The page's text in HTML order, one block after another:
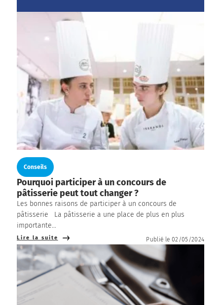
Conseils
Pourquoi participer à un concours de
pâtisserie peut tout changer ?
Les bonnes raisons de participer à un concours de
pâtisserie La pâtisserie a une place de plus en plus
importante...
Lire la suite Publié le 02/05/2024